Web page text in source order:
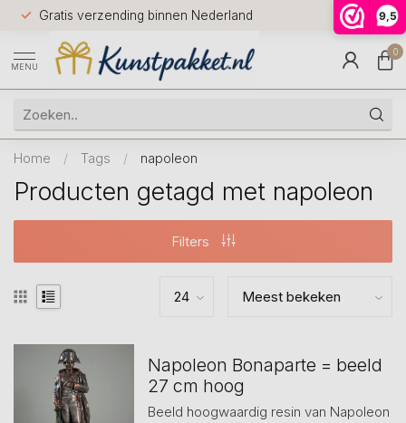
9,5
Gratis verzending binnen Nederland
Voor
huis
9.5
MENU
0
Home / Tags / napoleon
Producten getagd met napoleon
Filters
Napoleon Bonaparte = beeld
27 cm hoog
Beeld hoogwaardig resin van Napoleon